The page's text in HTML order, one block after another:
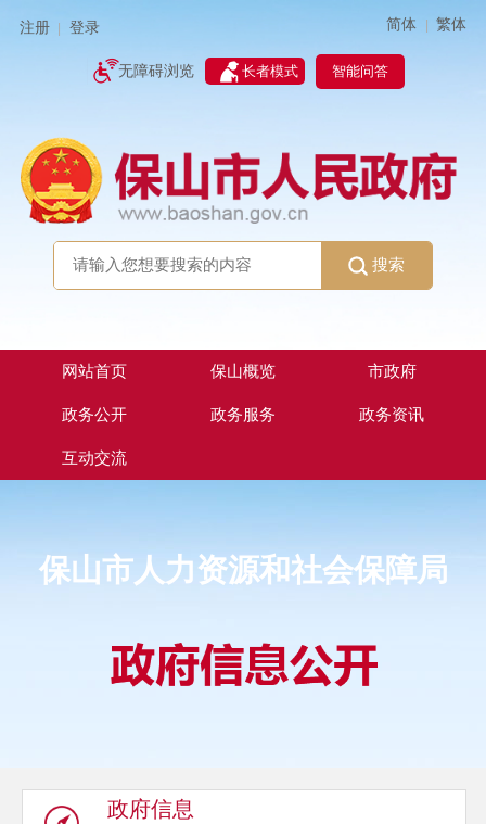
注册 登录 简体 | 繁体
无障碍浏览 长者模式 智能问答
搜索
网站首页 保山概览 市政府
政务公开 政务服务 政务资讯
互动交流
保山市人力资源和社会保障局
政府信息